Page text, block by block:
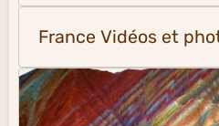
France Vidéos et